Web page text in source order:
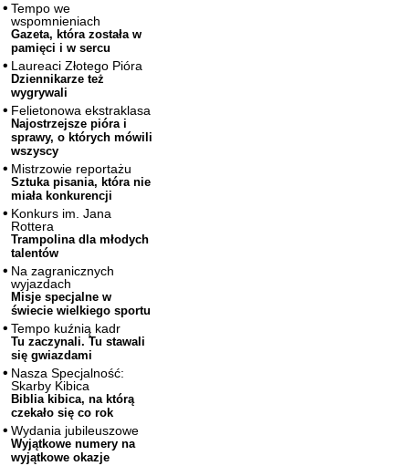
Tempo we
wspomnieniach
Gazeta, która została w
pamięci i w sercu
Laureaci Złotego Pióra
Dziennikarze też
wygrywali
Felietonowa ekstraklasa
Najostrzejsze pióra i
sprawy, o których mówili
wszyscy
Mistrzowie reportażu
Sztuka pisania, która nie
miała konkurencji
Konkurs im. Jana
Rottera
Trampolina dla młodych
talentów
Na zagranicznych
wyjazdach
Misje specjalne w
świecie wielkiego sportu
Tempo kuźnią kadr
Tu zaczynali. Tu stawali
się gwiazdami
Nasza Specjalność:
Skarby Kibica
Biblia kibica, na którą
czekało się co rok
Wydania jubileuszowe
Wyjątkowe numery na
wyjątkowe okazje